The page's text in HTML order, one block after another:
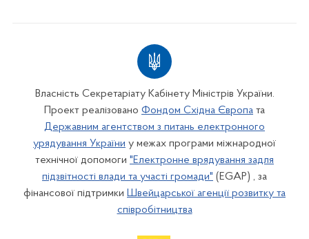
Власність Секретаріату Кабінету Міністрів України.
Проект реалізовано Фондом Східна Європа та
Державним агентством з питань електронного
урядування України у межах програми міжнародної
технічної допомоги "Електронне врядування задля
підзвітності влади та участі громади" (EGAP) , за
фінансової підтримки Швейцарської агенції розвитку та
співробітництва